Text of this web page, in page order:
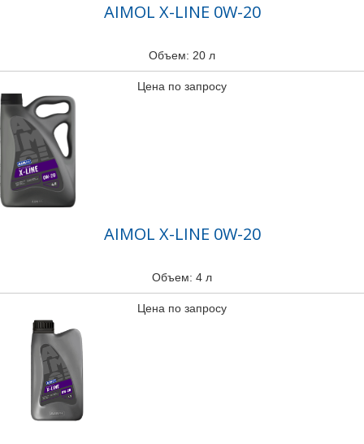
AIMOL X-LINE 0W-20
Объем: 20 л
Цена по запросу
AIMOL X-LINE 0W-20
Объем: 4 л
Цена по запросу